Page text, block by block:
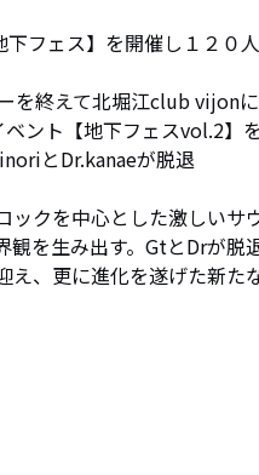
フェス】を開催し１２０
を終えて北堀江club vijon
ント【地下フェスvol.2】
とDr.kanaeが脱退
ックを中心とした激しい
を生み出す。GtとDrが脱
え、更に進化を遂げた新た